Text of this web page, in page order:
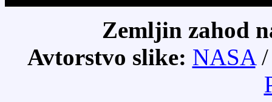
Zemljin zahod
Avtorstvo slike: NASA